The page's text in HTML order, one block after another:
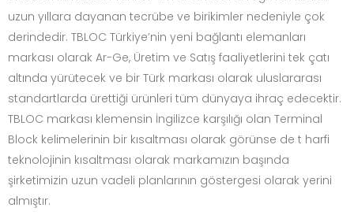
uzun yıllara dayanan tecrübe ve birikimler nedeniyle çok
derindedir. TBLOC Türkiye’nin yeni bağlantı elemanları
markası olarak Ar-Ge, Üretim ve Satış faaliyetlerini tek çatı
altında yürütecek ve bir Türk markası olarak uluslararası
standartlarda ürettiği ürünleri tüm dünyaya ihraç edecektir.
TBLOC markası klemensin İngilizce karşılığı olan Terminal
Block kelimelerinin bir kısaltması olarak görünse de t harfi
teknolojinin kısaltması olarak markamızın başında
şirketimizin uzun vadeli planlarının göstergesi olarak yerini
almıştır.